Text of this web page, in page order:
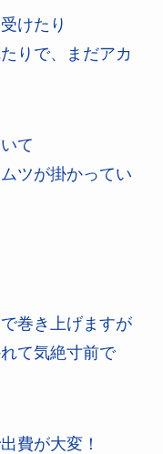
けたり
りで、まだアカ
て
ツが掛かってい
巻き上げますが
て気絶寸前で
費が大変！